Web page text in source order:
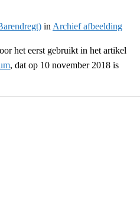
in Archief afbeelding
het eerst gebruikt in het artikel
, dat op 10 november 2018 is